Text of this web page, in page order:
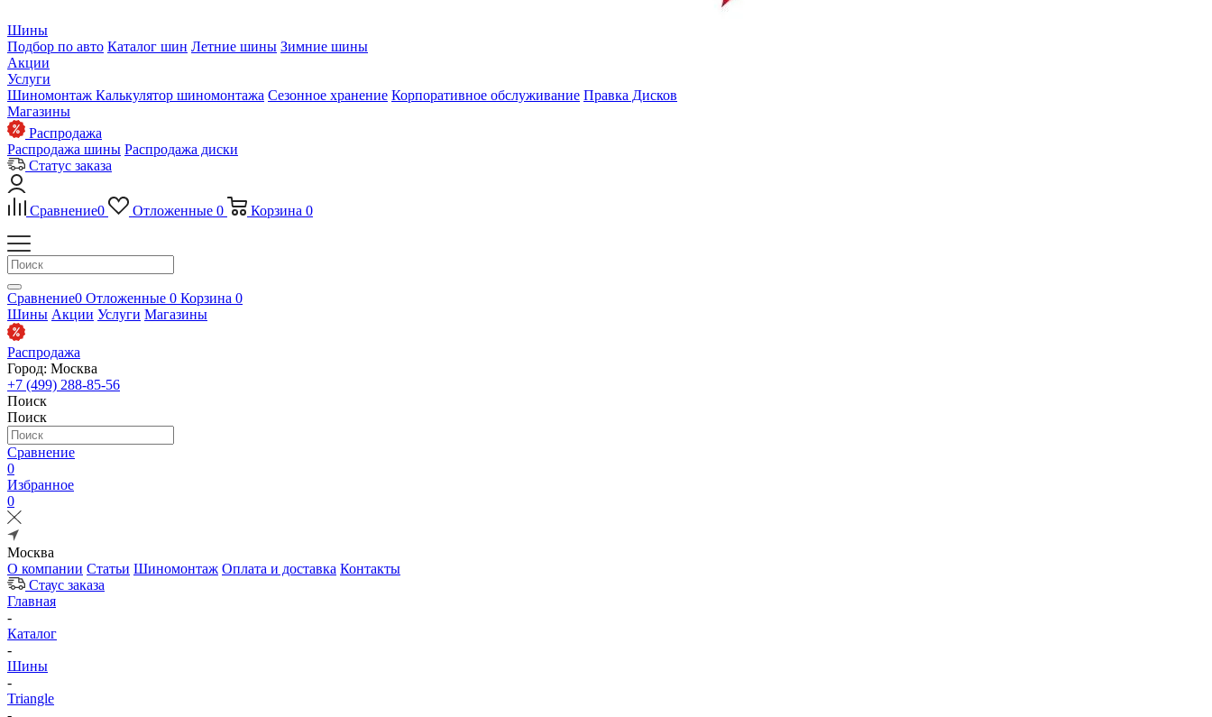
Шины
Подбор по авто Каталог шин Летние шины Зимние шины
Акции
Услуги
Шиномонтаж Калькулятор шиномонтажа Сезонное хранение Корпоративное обслуживание Правка Дисков
Магазины
Распродажа
Распродажа шины Распродажа диски
Статус заказа
Сравнение0 Отложенные 0 Корзина 0
Сравнение0 Отложенные 0 Корзина 0
Шины Акции Услуги Магазины
Распродажа
Город: Москва
+7 (499) 288-85-56
Поиск
Поиск
Сравнение
0
Избранное
0
Москва
О компании Статьи Шиномонтаж Оплата и доставка Контакты
Стаус заказа
Главная
-
Каталог
-
Шины
-
Triangle